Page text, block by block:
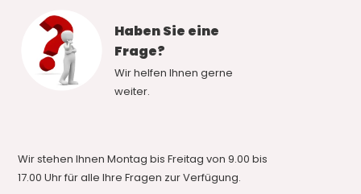
Haben Sie eine
Frage?
Wir helfen Ihnen gerne
weiter.
Wir stehen Ihnen Montag bis Freitag von 9.00 bis
17.00 Uhr für alle Ihre Fragen zur Verfügung.